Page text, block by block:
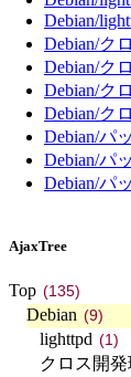
Debian/
Debian/ク
Debian/ク
Debian/ク
Debian/ク
Debian/パ
Debian/パ
Debian/パ
AjaxTree
Top (135)
Debian (9)
lighttpd (1)
クロス開